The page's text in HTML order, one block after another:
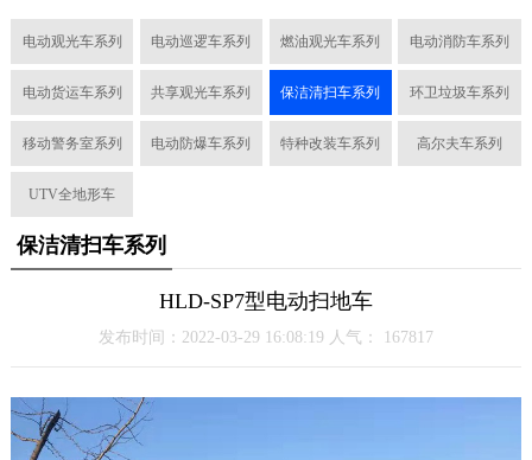
电动观光车系列 电动巡逻车系列 燃油观光车系列 电动消防车系列
电动货运车系列 共享观光车系列 保洁清扫车系列 环卫垃圾车系列
移动警务室系列 电动防爆车系列 特种改装车系列 高尔夫车系列
UTV全地形车
保洁清扫车系列
HLD-SP7型电动扫地车
发布时间：2022-03-29 16:08:19 人气： 167817